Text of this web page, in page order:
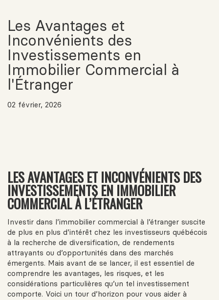
Les Avantages et
Inconvénients des
Investissements en
Immobilier Commercial à
l'Étranger
02 février, 2026
LES AVANTAGES ET INCONVÉNIENTS DES
INVESTISSEMENTS EN IMMOBILIER
COMMERCIAL À L’ÉTRANGER
Investir dans l’immobilier commercial à l’étranger suscite
de plus en plus d’intérêt chez les investisseurs québécois
à la recherche de diversification, de rendements
attrayants ou d’opportunités dans des marchés
émergents. Mais avant de se lancer, il est essentiel de
comprendre les avantages, les risques, et les
considérations particulières qu’un tel investissement
comporte. Voici un tour d’horizon pour vous aider à